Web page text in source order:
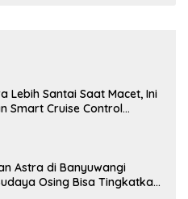
Lebih Santai Saat Macet, Ini
Smart Cruise Control
Astra di Banyuwangi
Osing Bisa Tingkatkan